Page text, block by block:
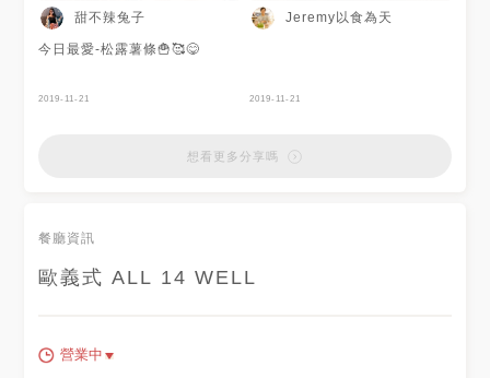
☎：02 8951 0660 - #歐義式
#亞東醫院站美食#新北美食#新
甜不辣兔子
今日最愛-松露薯條🍟🥰😋
2019-11-21
Jeremy以食為天
2019-11-21
想看更多分享嗎
餐廳資訊
歐義式 ALL 14 WELL
營業中